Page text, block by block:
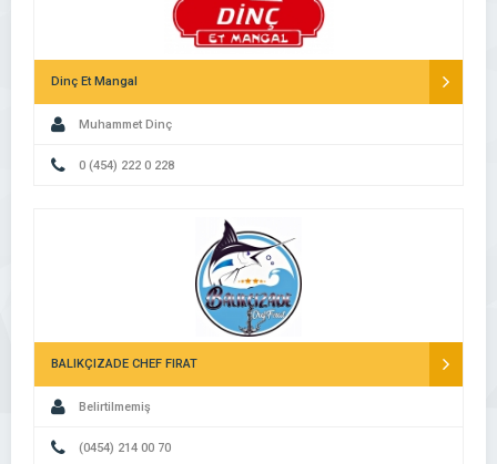
Dinç Et Mangal
Muhammet Dinç
0 (454) 222 0 228
BALIKÇIZADE CHEF FIRAT
Belirtilmemiş
(0454) 214 00 70